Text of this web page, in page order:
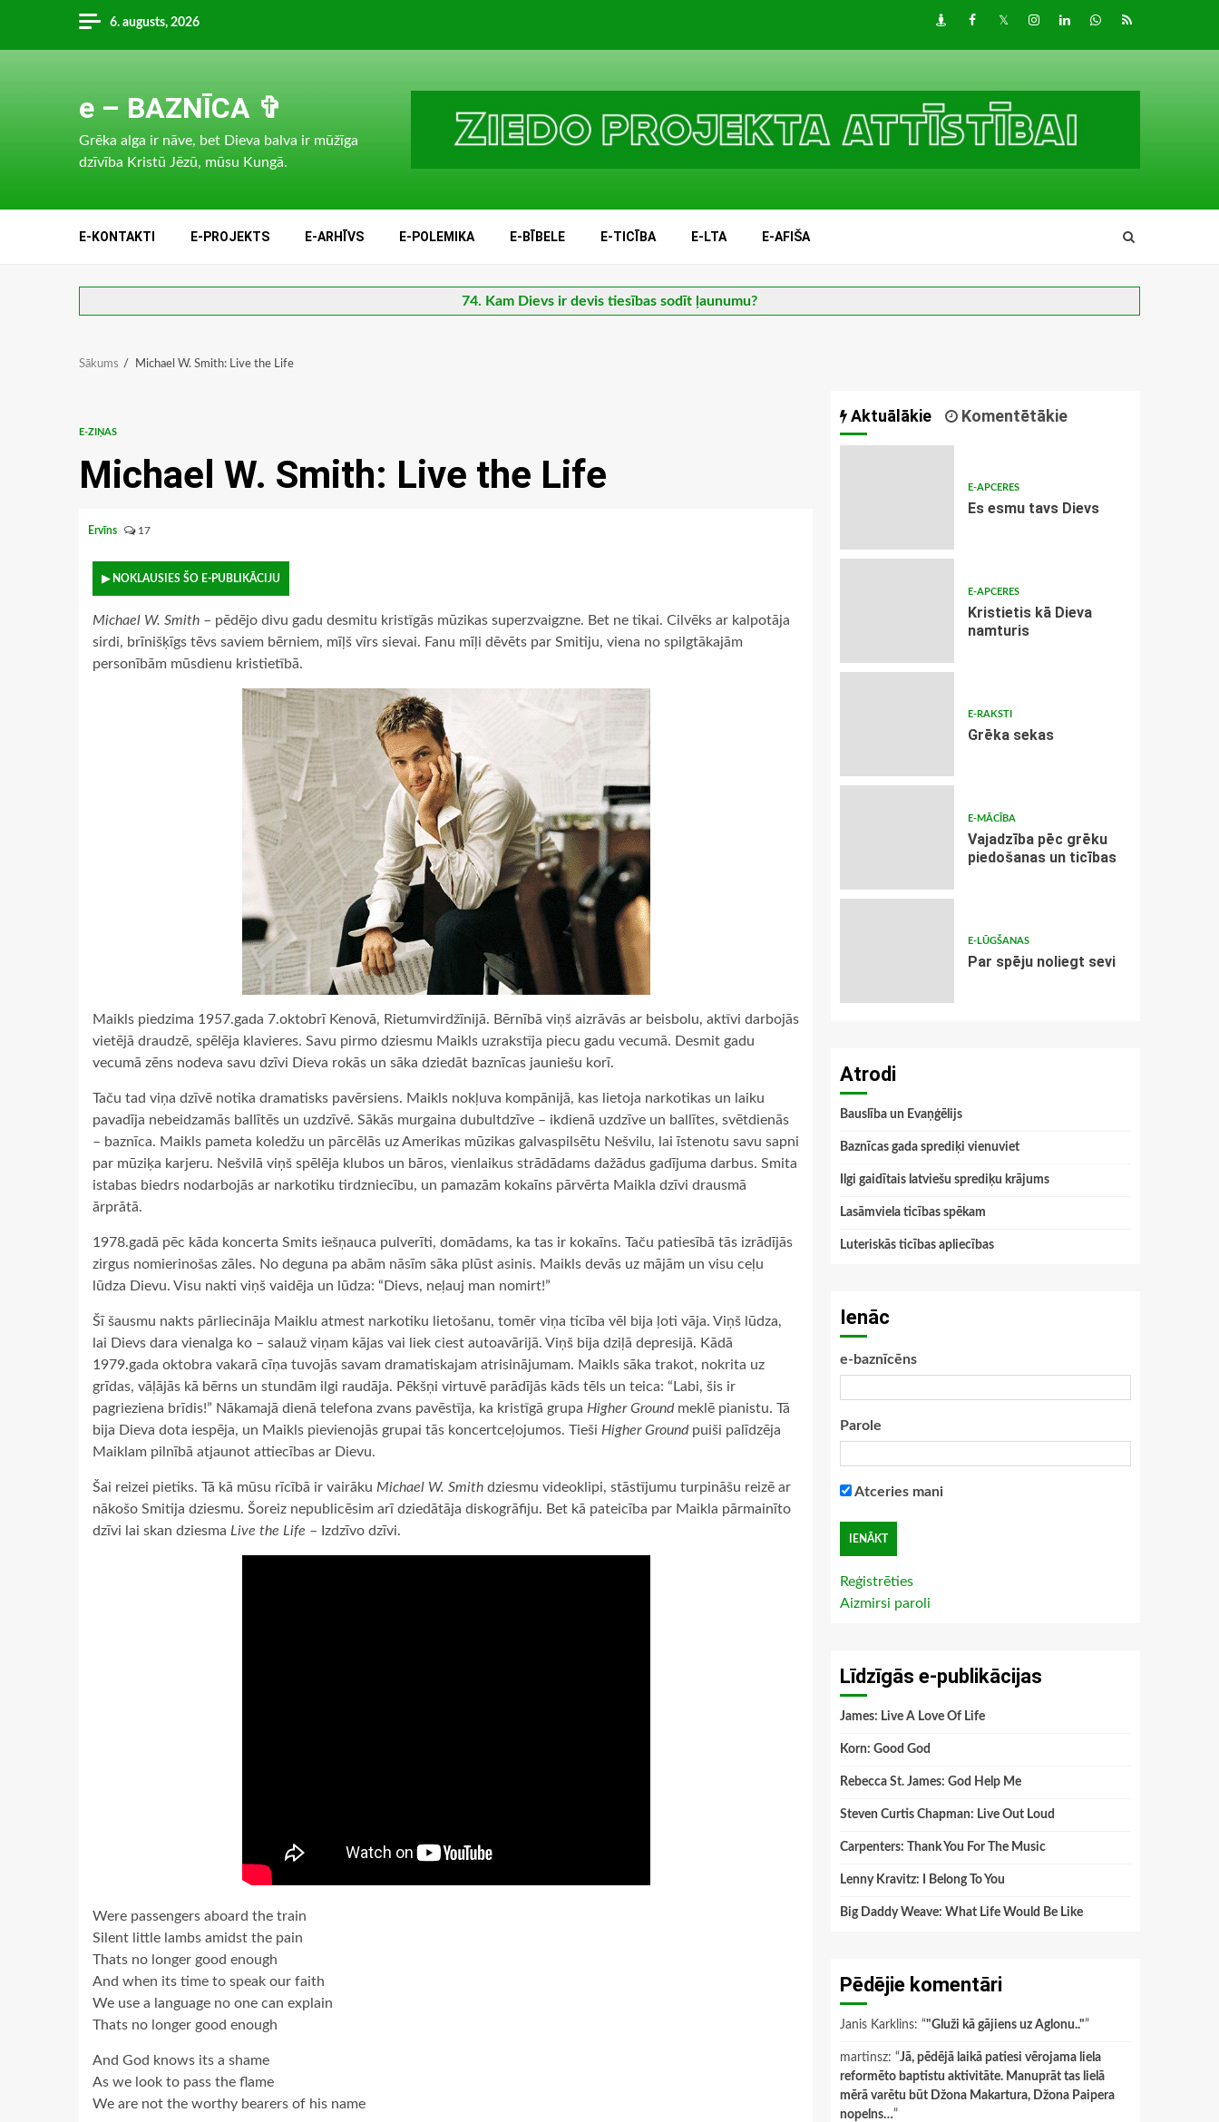
content
6. augusts, 2026 DraugiemFacebook
TwitterInstagram
LinkedInwhatsapp
RSS
e – BAZNĪCA ✞
Grēka alga ir nāve, bet Dieva balva ir mūžīga
dzīvība Kristū Jēzū, mūsu Kungā.
E-KONTAKTI E-PROJEKTS E-ARHĪVS E-POLEMIKA E-BĪBELE E-TICĪBA E-LTA E-AFIŠA
74. Kam Dievs ir devis tiesības sodīt ļaunumu?
Sākums Michael W. Smith: Live the Life
E-ZIŅAS
Michael W. Smith: Live the Life
Ervīns 17
▶ NOKLAUSIES ŠO E-PUBLIKĀCIJU
Michael W. Smith – pēdējo divu gadu desmitu kristīgās mūzikas superzvaigzne. Bet ne tikai. Cilvēks ar kalpotāja
sirdi, brīnišķīgs tēvs saviem bērniem, mīļš vīrs sievai. Fanu mīļi dēvēts par Smitiju, viena no spilgtākajām
personībām mūsdienu kristietībā.
Maikls piedzima 1957.gada 7.oktobrī Kenovā, Rietumvirdžīnijā. Bērnībā viņš aizrāvās ar beisbolu, aktīvi darbojās
vietējā draudzē, spēlēja klavieres. Savu pirmo dziesmu Maikls uzrakstīja piecu gadu vecumā. Desmit gadu
vecumā zēns nodeva savu dzīvi Dieva rokās un sāka dziedāt baznīcas jauniešu korī.
Taču tad viņa dzīvē notika dramatisks pavērsiens. Maikls nokļuva kompānijā, kas lietoja narkotikas un laiku
pavadīja nebeidzamās ballītēs un uzdzīvē. Sākās murgaina dubultdzīve – ikdienā uzdzīve un ballītes, svētdienās
– baznīca. Maikls pameta koledžu un pārcēlās uz Amerikas mūzikas galvaspilsētu Nešvilu, lai īstenotu savu sapni
par mūziķa karjeru. Nešvilā viņš spēlēja klubos un bāros, vienlaikus strādādams dažādus gadījuma darbus. Smita
istabas biedrs nodarbojās ar narkotiku tirdzniecību, un pamazām kokaīns pārvērta Maikla dzīvi drausmā
ārprātā.
1978.gadā pēc kāda koncerta Smits iešņauca pulverīti, domādams, ka tas ir kokaīns. Taču patiesībā tās izrādījās
zirgus nomierinošas zāles. No deguna pa abām nāsīm sāka plūst asinis. Maikls devās uz mājām un visu ceļu
lūdza Dievu. Visu nakti viņš vaidēja un lūdza: “Dievs, neļauj man nomirt!”
Šī šausmu nakts pārliecināja Maiklu atmest narkotiku lietošanu, tomēr viņa ticība vēl bija ļoti vāja. Viņš lūdza,
lai Dievs dara vienalga ko – salauž viņam kājas vai liek ciest autoavārijā. Viņš bija dziļā depresijā. Kādā
1979.gada oktobra vakarā cīņa tuvojās savam dramatiskajam atrisinājumam. Maikls sāka trakot, nokrita uz
grīdas, vāļājās kā bērns un stundām ilgi raudāja. Pēkšņi virtuvē parādījās kāds tēls un teica: “Labi, šis ir
pagrieziena brīdis!” Nākamajā dienā telefona zvans pavēstīja, ka kristīgā grupa Higher Ground meklē pianistu. Tā
bija Dieva dota iespēja, un Maikls pievienojās grupai tās koncertceļojumos. Tieši Higher Ground puiši palīdzēja
Maiklam pilnībā atjaunot attiecības ar Dievu.
Šai reizei pietiks. Tā kā mūsu rīcībā ir vairāku Michael W. Smith dziesmu videoklipi, stāstījumu turpināšu reizē ar
nākošo Smitija dziesmu. Šoreiz nepublicēsim arī dziedātāja diskogrāfiju. Bet kā pateicība par Maikla pārmainīto
dzīvi lai skan dziesma Live the Life – Izdzīvo dzīvi.
Were passengers aboard the train
Silent little lambs amidst the pain
Thats no longer good enough
And when its time to speak our faith
We use a language no one can explain
Thats no longer good enough
And God knows its a shame
As we look to pass the flame
We are not the worthy bearers of his name
Aktuālākie Komentētākie
E-APCERES
Es esmu tavs Dievs
E-APCERES
Kristietis kā Dieva
namturis
E-RAKSTI
Grēka sekas
E-MĀCĪBA
Vajadzība pēc grēku
piedošanas un ticības
E-LŪGŠANAS
Par spēju noliegt sevi
Atrodi
Bauslība un Evaņģēlijs
Baznīcas gada sprediķi vienuviet
Ilgi gaidītais latviešu sprediķu krājums
Lasāmviela ticības spēkam
Luteriskās ticības apliecības
Ienāc
e-baznīcēns
Parole
Atceries mani
Reģistrēties
Aizmirsi paroli
Līdzīgās e-publikācijas
James: Live A Love Of Life
Korn: Good God
Rebecca St. James: God Help Me
Steven Curtis Chapman: Live Out Loud
Carpenters: Thank You For The Music
Lenny Kravitz: I Belong To You
Big Daddy Weave: What Life Would Be Like
Pēdējie komentāri
Janis Karklins: “"Gluži kā gājiens uz Aglonu.."”
martinsz: “Jā, pēdējā laikā patiesi vērojama liela
reformēto baptistu aktivitāte. Manuprāt tas lielā
mērā varētu būt Džona Makartura, Džona Paipera
nopelns…”